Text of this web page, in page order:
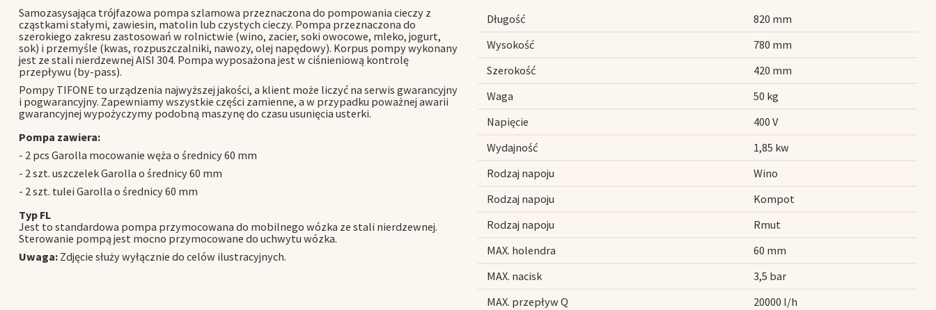
Samozasysająca trójfazowa pompa szlamowa przeznaczona do pompowania cieczy z
cząstkami stałymi, zawiesin, matolin lub czystych cieczy. Pompa przeznaczona do
szerokiego zakresu zastosowań w rolnictwie (wino, zacier, soki owocowe, mleko, jogurt,
sok) i przemyśle (kwas, rozpuszczalniki, nawozy, olej napędowy). Korpus pompy wykonany
jest ze stali nierdzewnej AISI 304. Pompa wyposażona jest w ciśnieniową kontrolę
przepływu (by-pass).
Pompy TIFONE to urządzenia najwyższej jakości, a klient może liczyć na serwis gwarancyjny
i pogwarancyjny. Zapewniamy wszystkie części zamienne, a w przypadku poważnej awarii
gwarancyjnej wypożyczymy podobną maszynę do czasu usunięcia usterki.
Pompa zawiera:
- 2 pcs Garolla mocowanie węża o średnicy 60 mm
- 2 szt. uszczelek Garolla o średnicy 60 mm
- 2 szt. tulei Garolla o średnicy 60 mm
Typ FL
Jest to standardowa pompa przymocowana do mobilnego wózka ze stali nierdzewnej.
Sterowanie pompą jest mocno przymocowane do uchwytu wózka.
Uwaga: Zdjęcie służy wyłącznie do celów ilustracyjnych.
Długość
820 mm
Wysokość
780 mm
Szerokość
420 mm
Waga
50 kg
Napięcie
400 V
Wydajność
1,85 kw
Rodzaj napoju
Wino
Rodzaj napoju
Kompot
Rodzaj napoju
Rmut
MAX. holendra
60 mm
MAX. nacisk
3,5 bar
MAX. przepływ Q
20000 l/h